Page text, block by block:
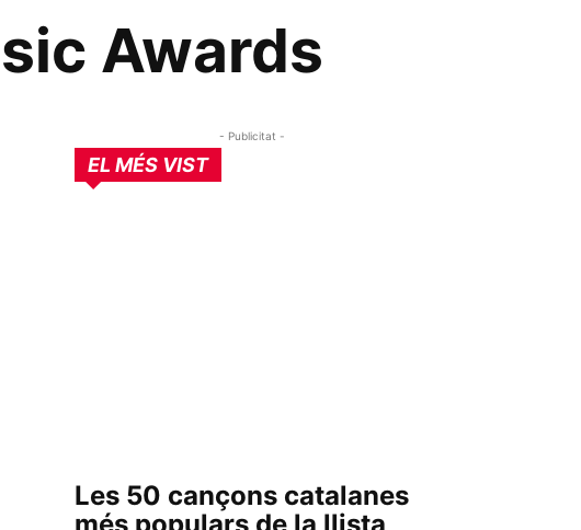
Awards
- Publicitat -
EL MÉS VIST
Les 50 cançons catalanes